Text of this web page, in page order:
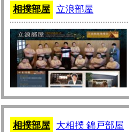
相撲部屋 立浪部屋
相撲部屋 大相撲 錦戸部屋